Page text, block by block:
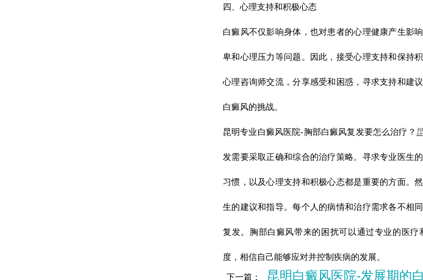
四、心理支持和积极心态
白癜风不仅影响身体，也对患者的心理健康产生影
卑和心理压力等问题。因此，接受心理支持和保持
心理咨询师交流，分享感受和困惑，寻求支持和建
白癜风的挑战。
昆明专业白癜风医院-胸部白癜风复发要怎么治疗？
发需要采取正确和综合的治疗策略。寻求专业医生
习惯，以及心理支持和积极心态都是重要的方面。
生的建议和指导。每个人的病情和治疗需求各不相
复发。胸部白癜风带来的困扰可以通过专业的医
度，相信自己能够应对并控制疾病的发展。
下一篇： 昆明白癜风医院-发展期的